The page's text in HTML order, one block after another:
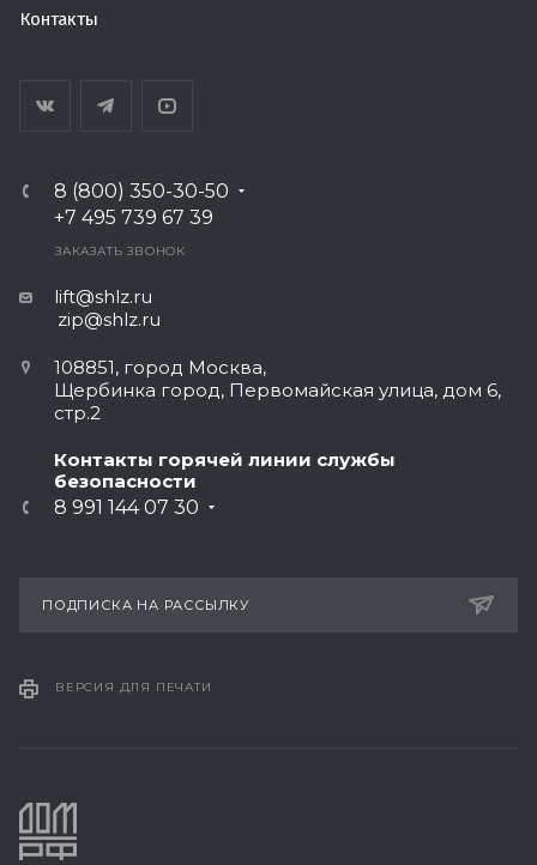
Контакты
8 (800) 350-30-50
+7 495 739 67 39
ЗАКАЗАТЬ ЗВОНОК
lift@shlz.ru
zip@shlz.ru
108851, город Москва,
Щербинка город, Первомайская улица, дом 6,
стр.2
Контакты горячей линии службы
безопасности
8 991 144 07 30
ПОДПИСКА НА РАССЫЛКУ
ВЕРСИЯ ДЛЯ ПЕЧАТИ